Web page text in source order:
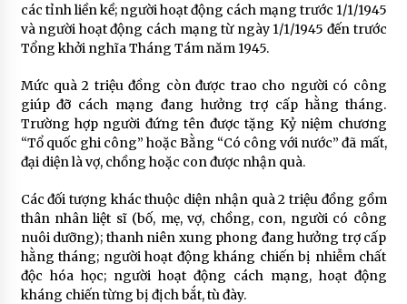
các tỉnh liền kề; người hoạt động cách mạng trước 1/1/1945
và người hoạt động cách mạng từ ngày 1/1/1945 đến trước
Tổng khởi nghĩa Tháng Tám năm 1945.
Mức quà 2 triệu đồng còn được trao cho người có công
giúp đỡ cách mạng đang hưởng trợ cấp hằng tháng.
Trường hợp người đứng tên được tặng Kỷ niệm chương
“Tổ quốc ghi công” hoặc Bằng “Có công với nước” đã mất,
đại diện là vợ, chồng hoặc con được nhận quà.
Các đối tượng khác thuộc diện nhận quà 2 triệu đồng gồm
thân nhân liệt sĩ (bố, mẹ, vợ, chồng, con, người có công
nuôi dưỡng); thanh niên xung phong đang hưởng trợ cấp
hằng tháng; người hoạt động kháng chiến bị nhiễm chất
độc hóa học; người hoạt động cách mạng, hoạt động
kháng chiến từng bị địch bắt, tù đày.